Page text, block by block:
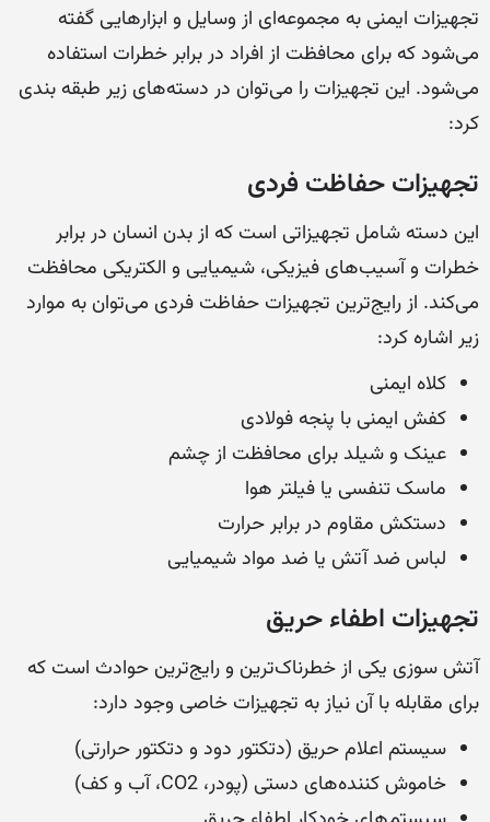
تجهیزات ایمنی به مجموعه‌ای از وسایل و ابزارهایی گفته
می‌شود که برای محافظت از افراد در برابر خطرات استفاده
می‌شود. این تجهیزات را می‌توان در دسته‌های زیر طبقه بندی
کرد:
تجهیزات حفاظت فردی
این دسته شامل تجهیزاتی است که از بدن انسان در برابر
خطرات و آسیب‌های فیزیکی، شیمیایی و الکتریکی محافظت
می‌کند. از رایج‌ترین تجهیزات حفاظت فردی می‌توان به موارد
زیر اشاره کرد:
کلاه ایمنی
کفش ایمنی با پنجه فولادی
عینک و شیلد برای محافظت از چشم
ماسک تنفسی یا فیلتر هوا
دستکش مقاوم در برابر حرارت
لباس ضد آتش یا ضد مواد شیمیایی
تجهیزات اطفاء حریق
آتش سوزی یکی از خطرناک‌ترین و رایج‌ترین حوادث است که
برای مقابله با آن نیاز به تجهیزات خاصی وجود دارد:
سیستم اعلام حریق (دتکتور دود و دتکتور حرارتی)
خاموش کننده‌های دستی (پودر، CO2، آب و کف)